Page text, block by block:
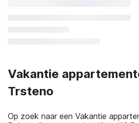
Vakantie
Trsteno
Op zoek naar een Vakantie